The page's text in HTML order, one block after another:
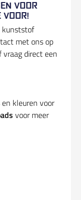
VOOR
kunststof
met ons op
direct een
kleuren voor
voor meer